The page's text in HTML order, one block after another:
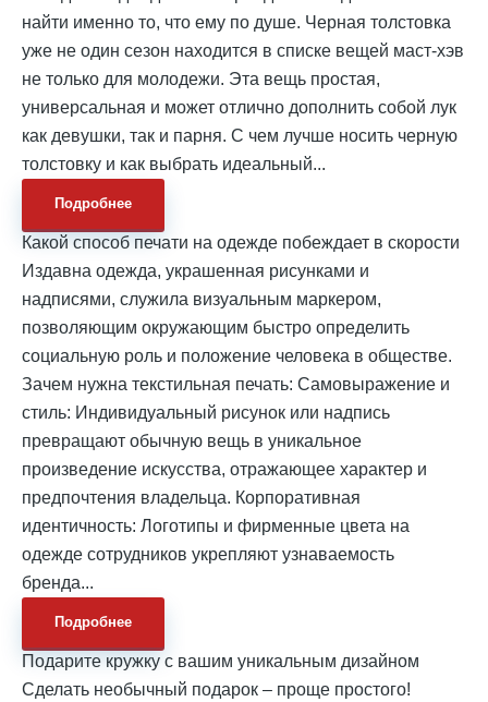
найти именно то, что ему по душе. Черная толстовка
уже не один сезон находится в списке вещей маст-хэв
не только для молодежи. Эта вещь простая,
универсальная и может отлично дополнить собой лук
как девушки, так и парня. С чем лучше носить черную
толстовку и как выбрать идеальный...
Подробнее
Какой способ печати на одежде побеждает в скорости
Издавна одежда, украшенная рисунками и
надписями, служила визуальным маркером,
позволяющим окружающим быстро определить
социальную роль и положение человека в обществе.
Зачем нужна текстильная печать: Самовыражение и
стиль: Индивидуальный рисунок или надпись
превращают обычную вещь в уникальное
произведение искусства, отражающее характер и
предпочтения владельца. Корпоративная
идентичность: Логотипы и фирменные цвета на
одежде сотрудников укрепляют узнаваемость
бренда...
Подробнее
Подарите кружку с вашим уникальным дизайном
Сделать необычный подарок – проще простого!